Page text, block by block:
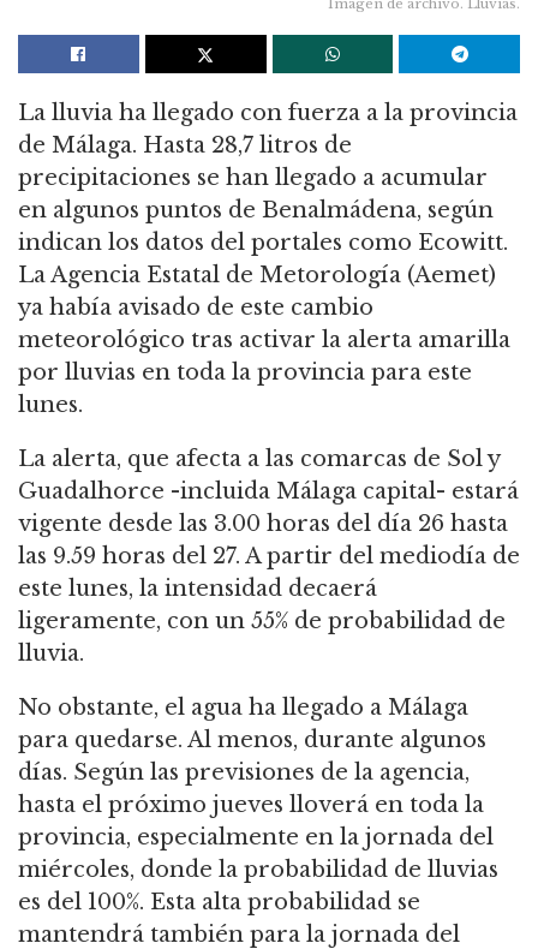
Imagen de archivo. Lluvias.
La lluvia ha llegado con fuerza a la provincia
de Málaga. Hasta 28,7 litros de
precipitaciones se han llegado a acumular
en algunos puntos de Benalmádena, según
indican los datos del portales como Ecowitt.
La Agencia Estatal de Metorología (Aemet)
ya había avisado de este cambio
meteorológico tras activar la alerta amarilla
por lluvias en toda la provincia para este
lunes.
La alerta, que afecta a las comarcas de Sol y
Guadalhorce -incluida Málaga capital- estará
vigente desde las 3.00 horas del día 26 hasta
las 9.59 horas del 27. A partir del mediodía de
este lunes, la intensidad decaerá
ligeramente, con un 55% de probabilidad de
lluvia.
No obstante, el agua ha llegado a Málaga
para quedarse. Al menos, durante algunos
días. Según las previsiones de la agencia,
hasta el próximo jueves lloverá en toda la
provincia, especialmente en la jornada del
miércoles, donde la probabilidad de lluvias
es del 100%. Esta alta probabilidad se
mantendrá también para la jornada del